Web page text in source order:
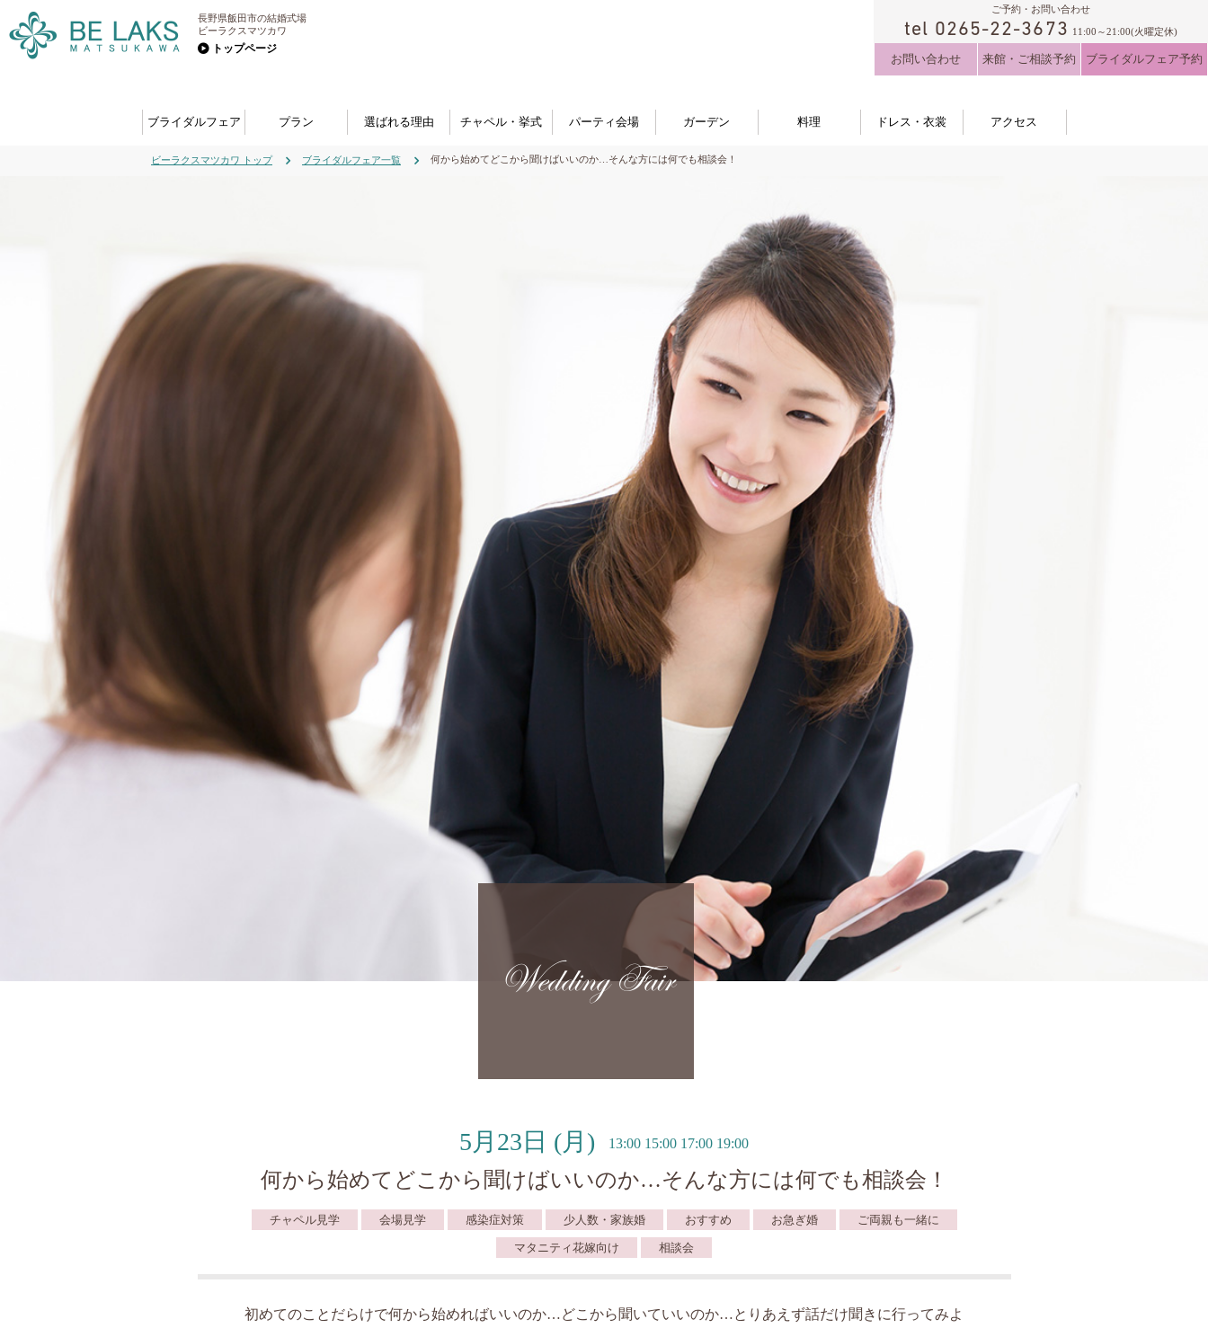
長野県飯田市の結婚式場
ビーラクスマツカワ
トップページ
ご予約・お問い合わせ
tel 0265-22-3673 11:00～21:00(火曜定休)
お問い合わせ 来館・ご相談予約 ブライダルフェア予約
ブライダルフェア プラン 選ばれる理由 チャペル・挙式 パーティ会場 ガーデン 料理 ドレス・衣裳 アクセス
ビーラクスマツカワ トップ ブライダルフェア一覧 何から始めてどこから聞けばいいのか…そんな方には何でも相談会！
Wedding Fair
5月23日 (月) 13:00 15:00 17:00 19:00
何から始めてどこから聞けばいいのか…そんな方には何でも相談会！
チャペル見学 会場見学 感染症対策 少人数・家族婚 おすすめ お急ぎ婚 ご両親も一緒に
マタニティ花嫁向け 相談会
初めてのことだらけで何から始めればいいのか…どこから聞いていいのか…とりあえず話だけ聞きに行ってみよ